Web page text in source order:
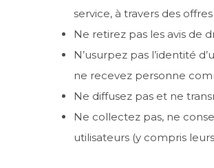
service, à travers des
Ne retirez pas les avis de
N’usurpez pas l’identité
ne recevez personne
Ne diffusez pas et ne
Ne collectez pas, ne
utilisateurs (y compris